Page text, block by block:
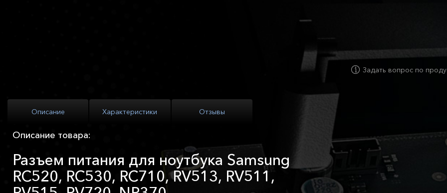
Задать вопрос по
Описание Характеристики Отзывы
Описание товара:
Разъем питания для ноутбука Samsung
RC520, RC530, RC710, RV513, RV511,